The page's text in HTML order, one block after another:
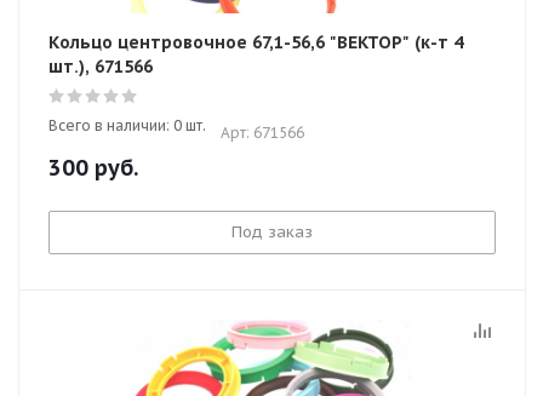
Кольцо центровочное 67,1-56,6 "ВЕКТОР" (к-т 4
шт.), 671566
Всего в наличии: 0 шт. Арт: 671566
300 руб.
Под заказ